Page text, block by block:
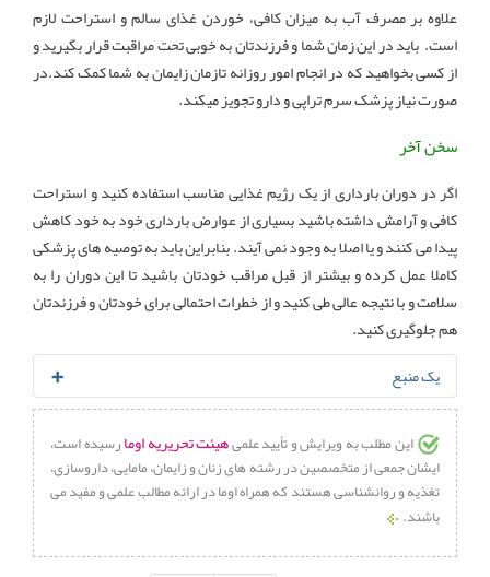
علاوه بر مصرف آب به میزان کافی، خوردن غذای سالم و استراحت لازم
است. باید در این زمان شما و فرزندتان به خوبی تحت مراقبت قرار بگیرید و
از کسی بخواهید که در انجام امور روزانهتازمان زایمانبه شما کمک کند.در
صورت نیاز پزشک سرم تراپی و دارو تجویز میکند.
سخن آخر
اگر در دوران بارداری از یک رژیم غذایی مناسب استفاده کنید و استراحت
کافی و آرامش داشته باشید بسیاری از عوارض بارداری خود به خود کاهش
پیدا می کنند و یا اصلا به وجود نمی آیند. بنابراین باید به توصیه های پزشکی
کاملا عمل کرده و بیشتر از قبل مراقب خودتان باشید تا این دوران را به
سلامت و با نتیجه عالی طی کنید و از خطرات احتمالی برای خودتان و فرزندتان
هم جلوگیری کنید.
یک منبع
(oligohydramnios). Last reviewed: August 2017
این مطلب به ویرایش و تأیید علمیهیئت تحریریه اومارسیده است،
ایشان جمعی از متخصصین در رشته های زنان و زایمان، مامایی، داروسازی،
تغذیه و روانشناسی هستند که همراه اوما در ارائه مطالب علمی و مفید می
باشند.